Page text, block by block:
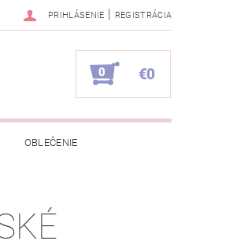
PRIHLÁSENIE | REGISTRÁCIA
0 €0
OBLEČENIE